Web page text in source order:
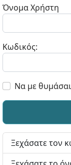
Όνομα Χρήστη
Κωδικός:
Να με θυμάσαι
Ξεχάσατε τον